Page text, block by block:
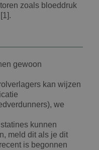
zoals bloeddruk
gewoon
kan wijzen
we
kunnen
meld dit als je dit
is begonnen